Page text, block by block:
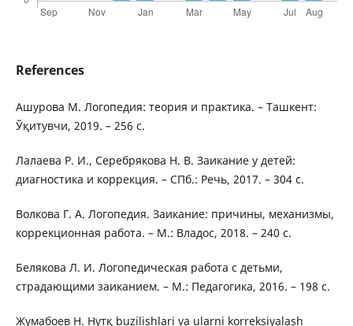
References
Ашурова М. Логопедия: теория и практика. – Ташкент:
Ўқитувчи, 2019. – 256 с.
Лалаева Р. И., Серебрякова Н. В. Заикание у детей:
диагностика и коррекция. – СПб.: Речь, 2017. – 304 с.
Волкова Г. А. Логопедия. Заикание: причины, механизмы,
коррекционная работа. – М.: Владос, 2018. – 240 с.
Белякова Л. И. Логопедическая работа с детьми,
страдающими заиканием. – М.: Педагогика, 2016. – 198 с.
Жумабоев Н. Нутқ buzilishlari va ularni korreksiyalash